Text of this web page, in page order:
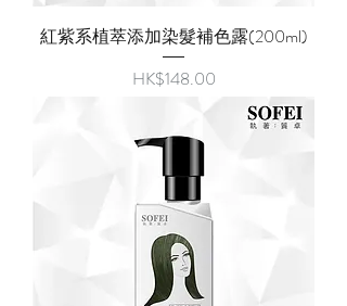
紅紫系植萃添加染髮補色露(200ml)
價格
HK$148.00